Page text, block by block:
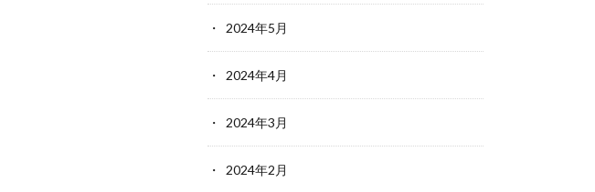
2024年5月
2024年4月
2024年3月
2024年2月